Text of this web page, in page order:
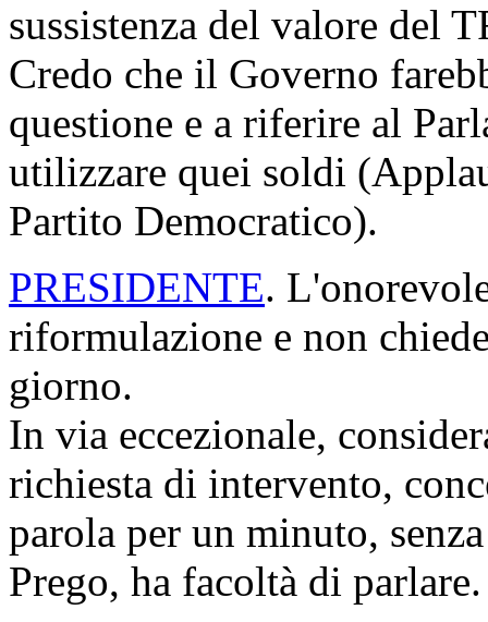
sussistenza del valore del
Credo che il Governo
questione e a riferire al
utilizzare quei soldi
Partito Democratico).
PRESIDENTE.
riformulazione e non
giorno.
In via eccezionale,
richiesta di intervento,
parola per un minuto,
Prego, ha facoltà di parlare.